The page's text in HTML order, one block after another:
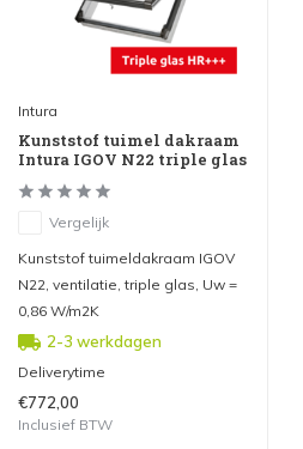
Intura
Kunststof tuimel dakraam
Intura IGOV N22 triple glas
Vergelijk
Kunststof tuimeldakraam IGOV
N22, ventilatie, triple glas, Uw =
0,86 W/m2K
2-3 werkdagen
Deliverytime
€772,00
Inclusief BTW